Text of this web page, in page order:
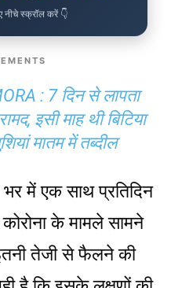
नीचे स्क्रॉल करें 👇
: 7 दिन से लापता
इसी माह थी बिटिया
मातम में तब्दील
में एक साथ प्रतिदिन
के मामले सामने
तेजी से फैलने की